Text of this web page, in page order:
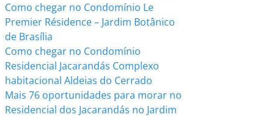
Como chegar no Condomínio Le
Premier Résidence – Jardim Botânico
de Brasília
Como chegar no Condomínio
Residencial Jacarandás Complexo
habitacional Aldeias do Cerrado
Mais 76 oportunidades para morar no
Residencial dos Jacarandás no Jardim